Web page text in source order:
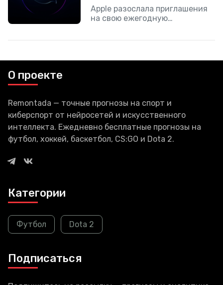
Apple разослала приглашения
на свою ежегодную
О проекте
Remontada — точные прогнозы на спорт и
киберспорт от нейросетей и искусственного
интеллекта. Ежедневно бесплатные прогнозы на
футбол, хоккей, баскетбол, CS:GO и Dota 2.
Категории
Футбол Dota 2
Подписаться